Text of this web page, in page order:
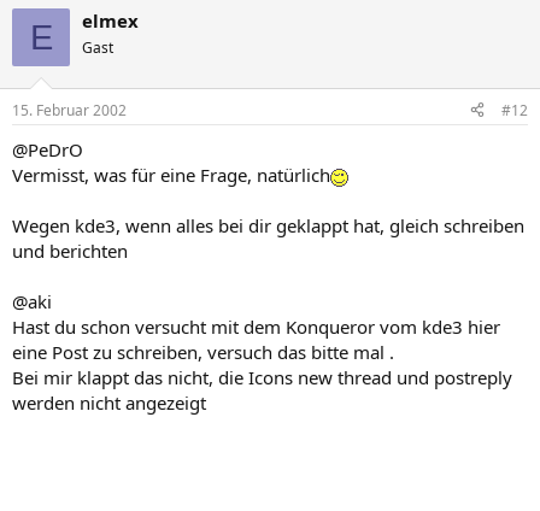
E elmex
Gast
15. Februar 2002 #12
@PeDrO
Vermisst, was für eine Frage, natürlich
Wegen kde3, wenn alles bei dir geklappt hat, gleich schreiben
und berichten
@aki
Hast du schon versucht mit dem Konqueror vom kde3 hier
eine Post zu schreiben, versuch das bitte mal .
Bei mir klappt das nicht, die Icons new thread und postreply
werden nicht angezeigt